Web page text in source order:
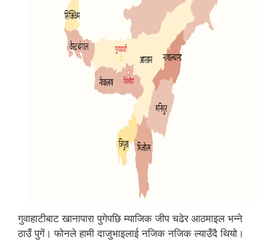
गुवाहाटीबाट खानापारा पुगेपछि म्याजिक जीप चढेर आठमाइल भन्ने
ठाउँ पुगें। फोनले हामी दाजुभाइलाई नजिक नजिक ल्याउँदै थियो।